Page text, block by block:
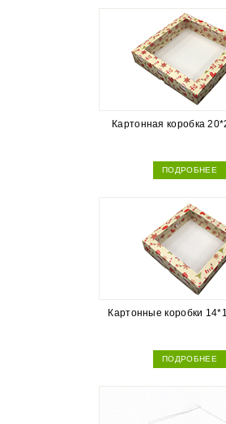
Картонная коробка
ПОДРОБНЕЕ
Картонные коробки
ПОДРОБНЕЕ